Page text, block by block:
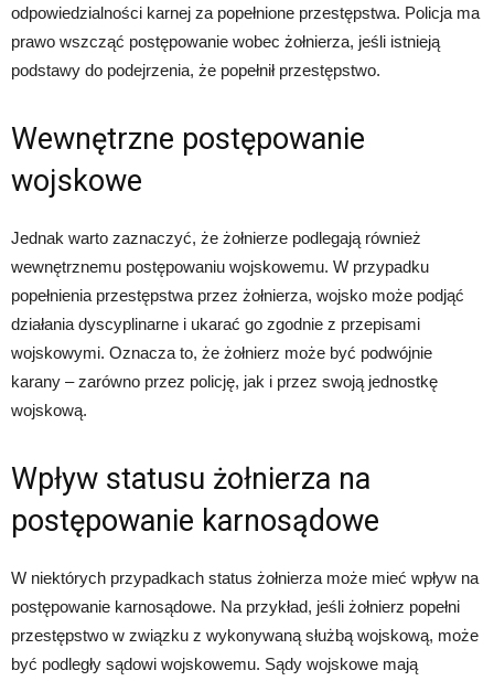
odpowiedzialności karnej za popełnione przestępstwa. Policja ma
prawo wszcząć postępowanie wobec żołnierza, jeśli istnieją
podstawy do podejrzenia, że popełnił przestępstwo.
Wewnętrzne postępowanie
wojskowe
Jednak warto zaznaczyć, że żołnierze podlegają również
wewnętrznemu postępowaniu wojskowemu. W przypadku
popełnienia przestępstwa przez żołnierza, wojsko może podjąć
działania dyscyplinarne i ukarać go zgodnie z przepisami
wojskowymi. Oznacza to, że żołnierz może być podwójnie
karany – zarówno przez policję, jak i przez swoją jednostkę
wojskową.
Wpływ statusu żołnierza na
postępowanie karnosądowe
W niektórych przypadkach status żołnierza może mieć wpływ na
postępowanie karnosądowe. Na przykład, jeśli żołnierz popełni
przestępstwo w związku z wykonywaną służbą wojskową, może
być podległy sądowi wojskowemu. Sądy wojskowe mają